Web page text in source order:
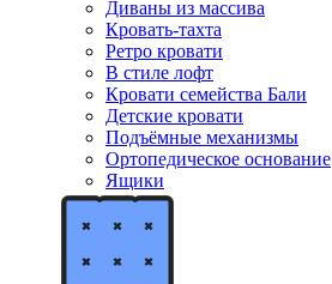
Диваны из массива
Кровать-тахта
Ретро кровати
В стиле лофт
Кровати семейства Бали
Детские кровати
Подъёмные механизмы
Ортопедическое основание
Ящики